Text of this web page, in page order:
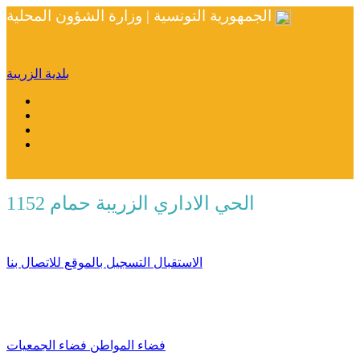
الجمهورية التونسية | وزارة الشؤون المحلية
بلدية الزريبة
الحي الاداري الزريبة حمام 1152
الاستقبال التسجيل بالموقع للاتصال بنا
فضاء المواطن فضاء الجمعيات